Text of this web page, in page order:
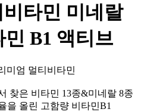
타민 미네랄
B1 액티브
미엄 멀티비타민
찾은 비타민 13종&미네랄 8종
을 올린 고함량 비타민B1